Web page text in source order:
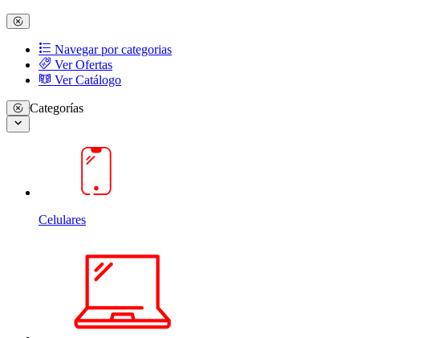
Navegar por categorias
Ver Ofertas
Ver Catálogo
Categorías
Celulares